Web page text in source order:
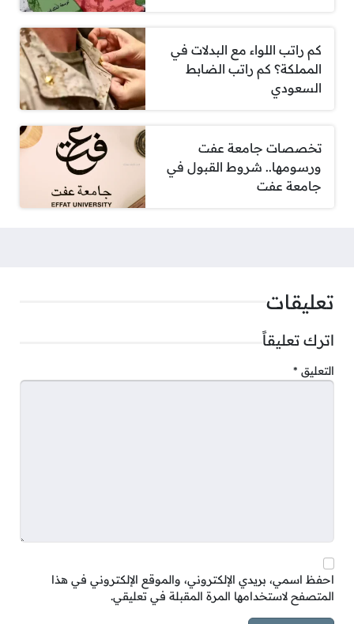
كم راتب اللواء مع البدلات في
المملكة؟ كم راتب الضابط
السعودي
تخصصات جامعة عفت
ورسومها.. شروط القبول في
جامعة عفت
تعليقات
اترك تعليقاً
التعليق *
احفظ اسمي، بريدي الإلكتروني، والموقع الإلكتروني في هذا
المتصفح لاستخدامها المرة المقبلة في تعليقي.